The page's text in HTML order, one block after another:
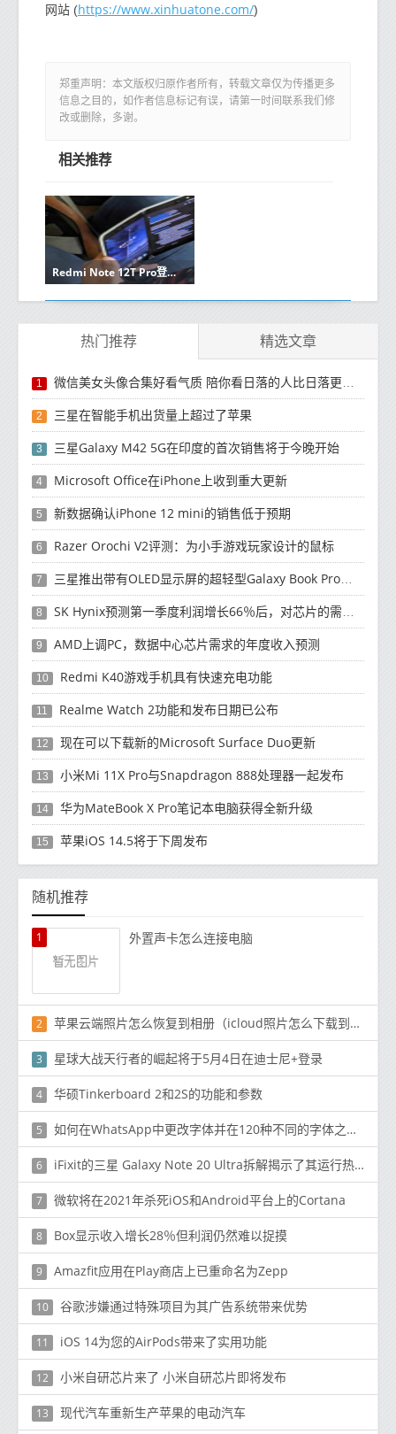
网站 (https://www.xinhuatone.com/)
郑重声明：本文版权归原作者所有，转载文章仅为传播更多
信息之目的，如作者信息标记有误，请第一时间联系我们修
改或删除，多谢。
相关推荐
Redmi Note 12T Pro登场！卢伟冰大赞：顶级LCD手机
热门推荐 精选文章
1 微信美女头像合集好看气质 陪你看日落的人比日落更浪漫
2 三星在智能手机出货量上超过了苹果
3 三星Galaxy M42 5G在印度的首次销售将于今晚开始
4 Microsoft Office在iPhone上收到重大更新
5 新数据确认iPhone 12 mini的销售低于预期
6 Razer Orochi V2评测：为小手游戏玩家设计的鼠标
7 三星推出带有OLED显示屏的超轻型Galaxy Book Pro和Galaxy Book Pro 360笔记本电脑
8 SK Hynix预测第一季度利润增长66％后，对芯片的需求将增强
9 AMD上调PC，数据中心芯片需求的年度收入预测
10 Redmi K40游戏手机具有快速充电功能
11 Realme Watch 2功能和发布日期已公布
12 现在可以下载新的Microsoft Surface Duo更新
13 小米Mi 11X Pro与Snapdragon 888处理器一起发布
14 华为MateBook X Pro笔记本电脑获得全新升级
15 苹果iOS 14.5将于下周发布
随机推荐
1 外置声卡怎么连接电脑
2 苹果云端照片怎么恢复到相册（icloud照片怎么下载到相册）
3 星球大战天行者的崛起将于5月4日在迪士尼+登录
4 华硕Tinkerboard 2和2S的功能和参数
5 如何在WhatsApp中更改字体并在120种不同的字体之间进行选择
6 iFixit的三星 Galaxy Note 20 Ultra拆解揭示了其运行热的原因
7 微软将在2021年杀死iOS和Android平台上的Cortana
8 Box显示收入增长28％但利润仍然难以捉摸
9 Amazfit应用在Play商店上已重命名为Zepp
10 谷歌涉嫌通过特殊项目为其广告系统带来优势
11 iOS 14为您的AirPods带来了实用功能
12 小米自研芯片来了 小米自研芯片即将发布
13 现代汽车重新生产苹果的电动汽车